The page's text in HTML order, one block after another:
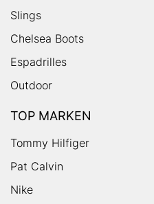
Slings
Chelsea Boots
Espadrilles
Outdoor
TOP MARKEN
Tommy Hilfiger
Pat Calvin
Nike